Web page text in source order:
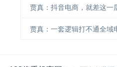
贾真：抖音电商，就差这一
贾真：一套逻辑打不通全域